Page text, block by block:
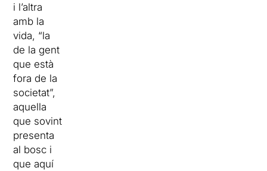
i l’altra
amb la
vida, “la
de la gent
que està
fora de la
societat”,
aquella
que sovint
presenta
al bosc i
que aquí